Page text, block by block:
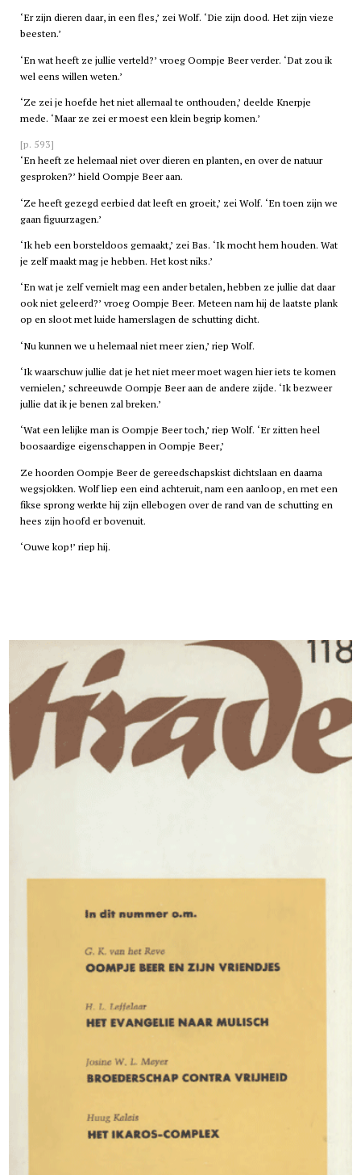
‘Er zijn dieren daar, in een fles,’ zei Wolf. ‘Die zijn dood. Het zijn vieze
beesten.’
‘En wat heeft ze jullie verteld?’ vroeg Oompje Beer verder. ‘Dat zou ik
wel eens willen weten.’
‘Ze zei je hoefde het niet allemaal te onthouden,’ deelde Knerpje
mede. ‘Maar ze zei er moest een klein begrip komen.’
[p. 593]
‘En heeft ze helemaal niet over dieren en planten, en over de natuur
gesproken?’ hield Oompje Beer aan.
‘Ze heeft gezegd eerbied dat leeft en groeit,’ zei Wolf. ‘En toen zijn we
gaan figuurzagen.’
‘Ik heb een borsteldoos gemaakt,’ zei Bas. ‘Ik mocht hem houden. Wat
je zelf maakt mag je hebben. Het kost niks.’
‘En wat je zelf vernielt mag een ander betalen, hebben ze jullie dat daar
ook niet geleerd?’ vroeg Oompje Beer. Meteen nam hij de laatste plank
op en sloot met luide hamerslagen de schutting dicht.
‘Nu kunnen we u helemaal niet meer zien,’ riep Wolf.
‘Ik waarschuw jullie dat je het niet meer moet wagen hier iets te komen
vernielen,’ schreeuwde Oompje Beer aan de andere zijde. ‘Ik bezweer
jullie dat ik je benen zal breken.’
‘Wat een lelijke man is Oompje Beer toch,’ riep Wolf. ‘Er zitten heel
boosaardige eigenschappen in Oompje Beer,’
Ze hoorden Oompje Beer de gereedschapskist dichtslaan en daarna
wegsjokken. Wolf liep een eind achteruit, nam een aanloop, en met een
fikse sprong werkte hij zijn ellebogen over de rand van de schutting en
hees zijn hoofd er bovenuit.
‘Ouwe kop!’ riep hij.